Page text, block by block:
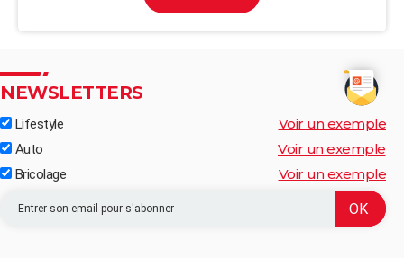
NEWSLETTERS
Lifestyle Voir un exemple
Auto Voir un exemple
Bricolage Voir un exemple